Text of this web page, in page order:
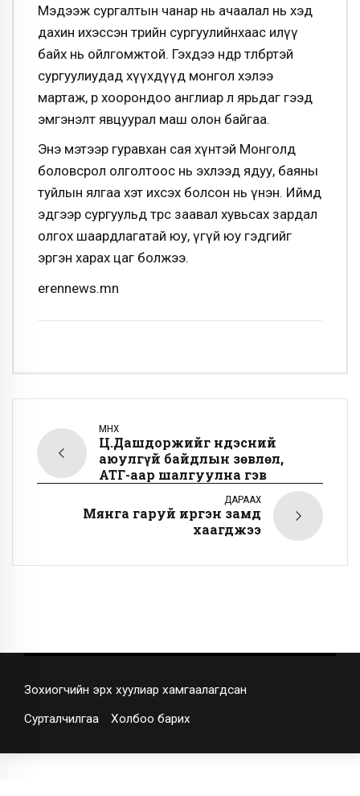
Мэдээж сургалтын чанар нь ачаалал нь хэд
дахин ихэссэн төрийн сургуулийнхаас илүү
байх нь ойлгомжтой. Гэхдээ өндөр төлбөртэй
сургуулиудад хүүхдүүд монгол хэлээ
мартаж, өөр хоорондоо англиар л ярьдаг гээд
эмгэнэлт явцуурал маш олон байгаа.
Энэ мэтээр гуравхан сая хүнтэй Монголд
боловсрол олголтоос нь эхлээд ядуу, баяны
туйлын ялгаа хэт ихсэх болсон нь үнэн. Иймд
эдгээр сургуульд төрөөс заавал хувьсах зардал
олгох шаардлагатай юу, үгүй юу гэдгийг
эргэн харах цаг болжээ.
erennews.mn
ӨМНӨХ
Ц.Дашдоржийг Үндэсний
аюулгүй байдлын зөвлөл,
АТГ-аар шалгуулна гэв
ДАРААХ
Мянга гаруй иргэн замд
хаагджээ
Зохиогчийн эрх хуулиар хамгаалагдсан
Сурталчилгаа Холбоо барих